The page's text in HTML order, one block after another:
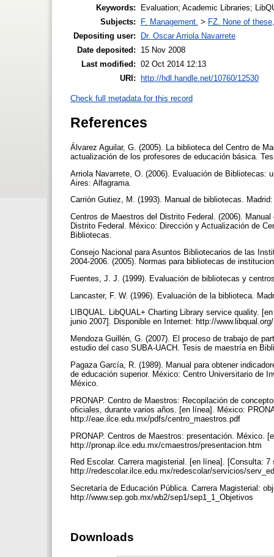
Keywords:
Evaluation; Academic Libraries;
Subjects:
F. Management. > FZ. None of
Depositing user:
Dr. Oscar Arriola Navarrete
Date deposited:
15 Nov 2008
Last modified: 02 Oct 2014 12:13
URI:
http://hdl.handle.net/10760/12530
Check full metadata for this record
References
Álvarez Aguilar, G. (2005). La biblioteca del Centro de
actualización de los profesores de educación básica.
Arriola Navarrete, O. (2006). Evaluación de Bibliotecas:
Aires: Alfagrama.
Carrión Gutiez, M. (1993). Manual de bibliotecas.
Centros de Maestros del Distrito Federal. (2006).
Distrito Federal. México: Dirección y Actualización de
Bibliotecas.
Consejo Nacional para Asuntos Bibliotecarios de las
2004-2006. (2005). Normas para bibliotecas de
Fuentes, J. J. (1999). Evaluación de bibliotecas y
Lancaster, F. W. (1996). Evaluación de la biblioteca.
LIBQUAL. LibQUAL+ Charting Library service quality.
junio 2007]. Disponible en Internet: http://
Mendoza Guillén, G. (2007). El proceso de trabajo de
estudio del caso SUBA-UACH. Tesis de maestría en
Pagaza García, R. (1989). Manual para obtener
de educación superior. México: Centro Universitario de
México.
PRONAP. Centro de Maestros: Recopilación de
oficiales, durante varios años. [en línea]. México:
http://eae.ilce.edu.mx/pdfs/centro_maestros.pdf
PRONAP. Centros de Maestros: presentación. México.
http://pronap.ilce.edu.mx/cmaestros/presentacion.htm
Red Escolar. Carrera magisterial. [en línea]. [Consulta:
http://redescolar.ilce.edu.mx/redescolar/servicios/
Secretaría de Educación Pública. Carrera Magisterial:
http://www.sep.gob.mx/wb2/sep1/sep1_1_Objetivos
Downloads